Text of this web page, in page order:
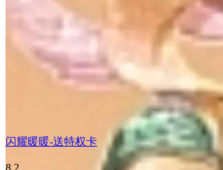
闪耀暖暖-送特权卡
8.2